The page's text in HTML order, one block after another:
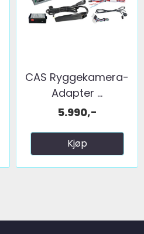
CAS Ryggekamera-
Adapter ...
5.990,-
Kjøp